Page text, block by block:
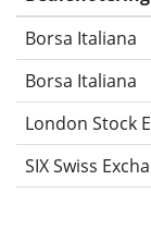
Borsa Italiana
Borsa Italiana
London Stock
SIX Swiss